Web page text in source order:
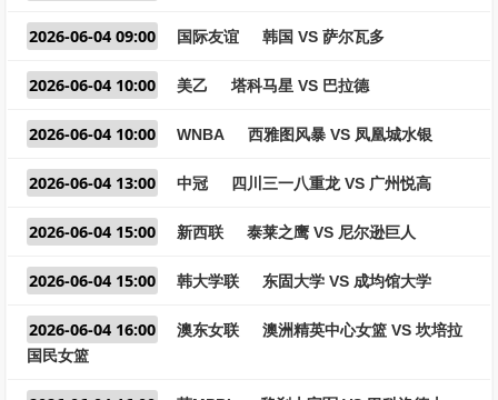
2026-06-04 09:00 国际友谊 韩国 VS 萨尔瓦多
2026-06-04 10:00 美乙 塔科马星 VS 巴拉德
2026-06-04 10:00 WNBA 西雅图风暴 VS 凤凰城水银
2026-06-04 13:00 中冠 四川三一八重龙 VS 广州悦高
2026-06-04 15:00 新西联 泰莱之鹰 VS 尼尔逊巨人
2026-06-04 15:00 韩大学联 东固大学 VS 成均馆大学
2026-06-04 16:00 澳东女联
澳洲精英中心女篮 VS 坎培拉
国民女篮